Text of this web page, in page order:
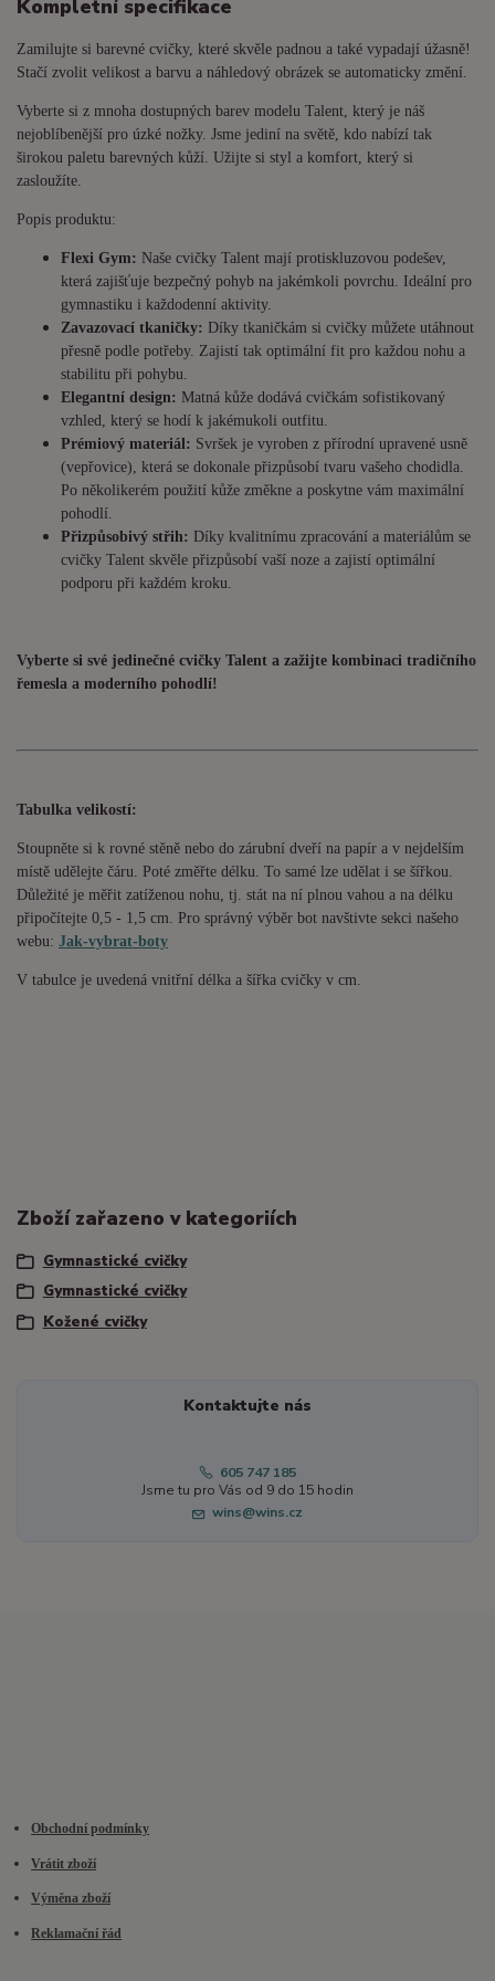
Kompletní specifikace
Zamilujte si barevné cvičky, které skvěle padnou a také vypadají úžasně!
Stačí zvolit velikost a barvu a náhledový obrázek se automaticky změní.
Vyberte si z mnoha dostupných barev modelu Talent, který je náš
nejoblíbenější pro úzké nožky. Jsme jediní na světě, kdo nabízí tak
širokou paletu barevných kůží. Užijte si styl a komfort, který si
zasloužíte.
Popis produktu:
Flexi Gym: Naše cvičky Talent mají protiskluzovou podešev,
která zajišťuje bezpečný pohyb na jakémkoli povrchu. Ideální pro
gymnastiku i každodenní aktivity.
Zavazovací tkaničky: Díky tkaničkám si cvičky můžete utáhnout
přesně podle potřeby. Zajistí tak optimální fit pro každou nohu a
stabilitu při pohybu.
Elegantní design: Matná kůže dodává cvičkám sofistikovaný
vzhled, který se hodí k jakémukoli outfitu.
Prémiový materiál: Svršek je vyroben z přírodní upravené usně
(vepřovice), která se dokonale přizpůsobí tvaru vašeho chodidla.
Po několikerém použití kůže změkne a poskytne vám maximální
pohodlí.
Přizpůsobivý střih: Díky kvalitnímu zpracování a materiálům se
cvičky Talent skvěle přizpůsobí vaší noze a zajistí optimální
podporu při každém kroku.
Vyberte si své jedinečné cvičky Talent a zažijte kombinaci tradičního
řemesla a moderního pohodlí!
Tabulka velikostí:
Stoupněte si k rovné stěně nebo do zárubní dveří na papír a v nejdelším
místě udělejte čáru. Poté změřte délku. To samé lze udělat i se šířkou.
Důležité je měřit zatíženou nohu, tj. stát na ní plnou vahou a na délku
připočítejte 0,5 - 1,5 cm. Pro správný výběr bot navštivte sekci našeho
webu: Jak-vybrat-boty
V tabulce je uvedená vnitřní délka a šířka cvičky v cm.
Zboží zařazeno v kategoriích
Gymnastické cvičky
Gymnastické cvičky
Kožené cvičky
Kontaktujte nás
605 747 185
Jsme tu pro Vás od 9 do 15 hodin
wins@wins.cz
Obchodní podmínky
Vrátit zboží
Výměna zboží
Reklamační řád